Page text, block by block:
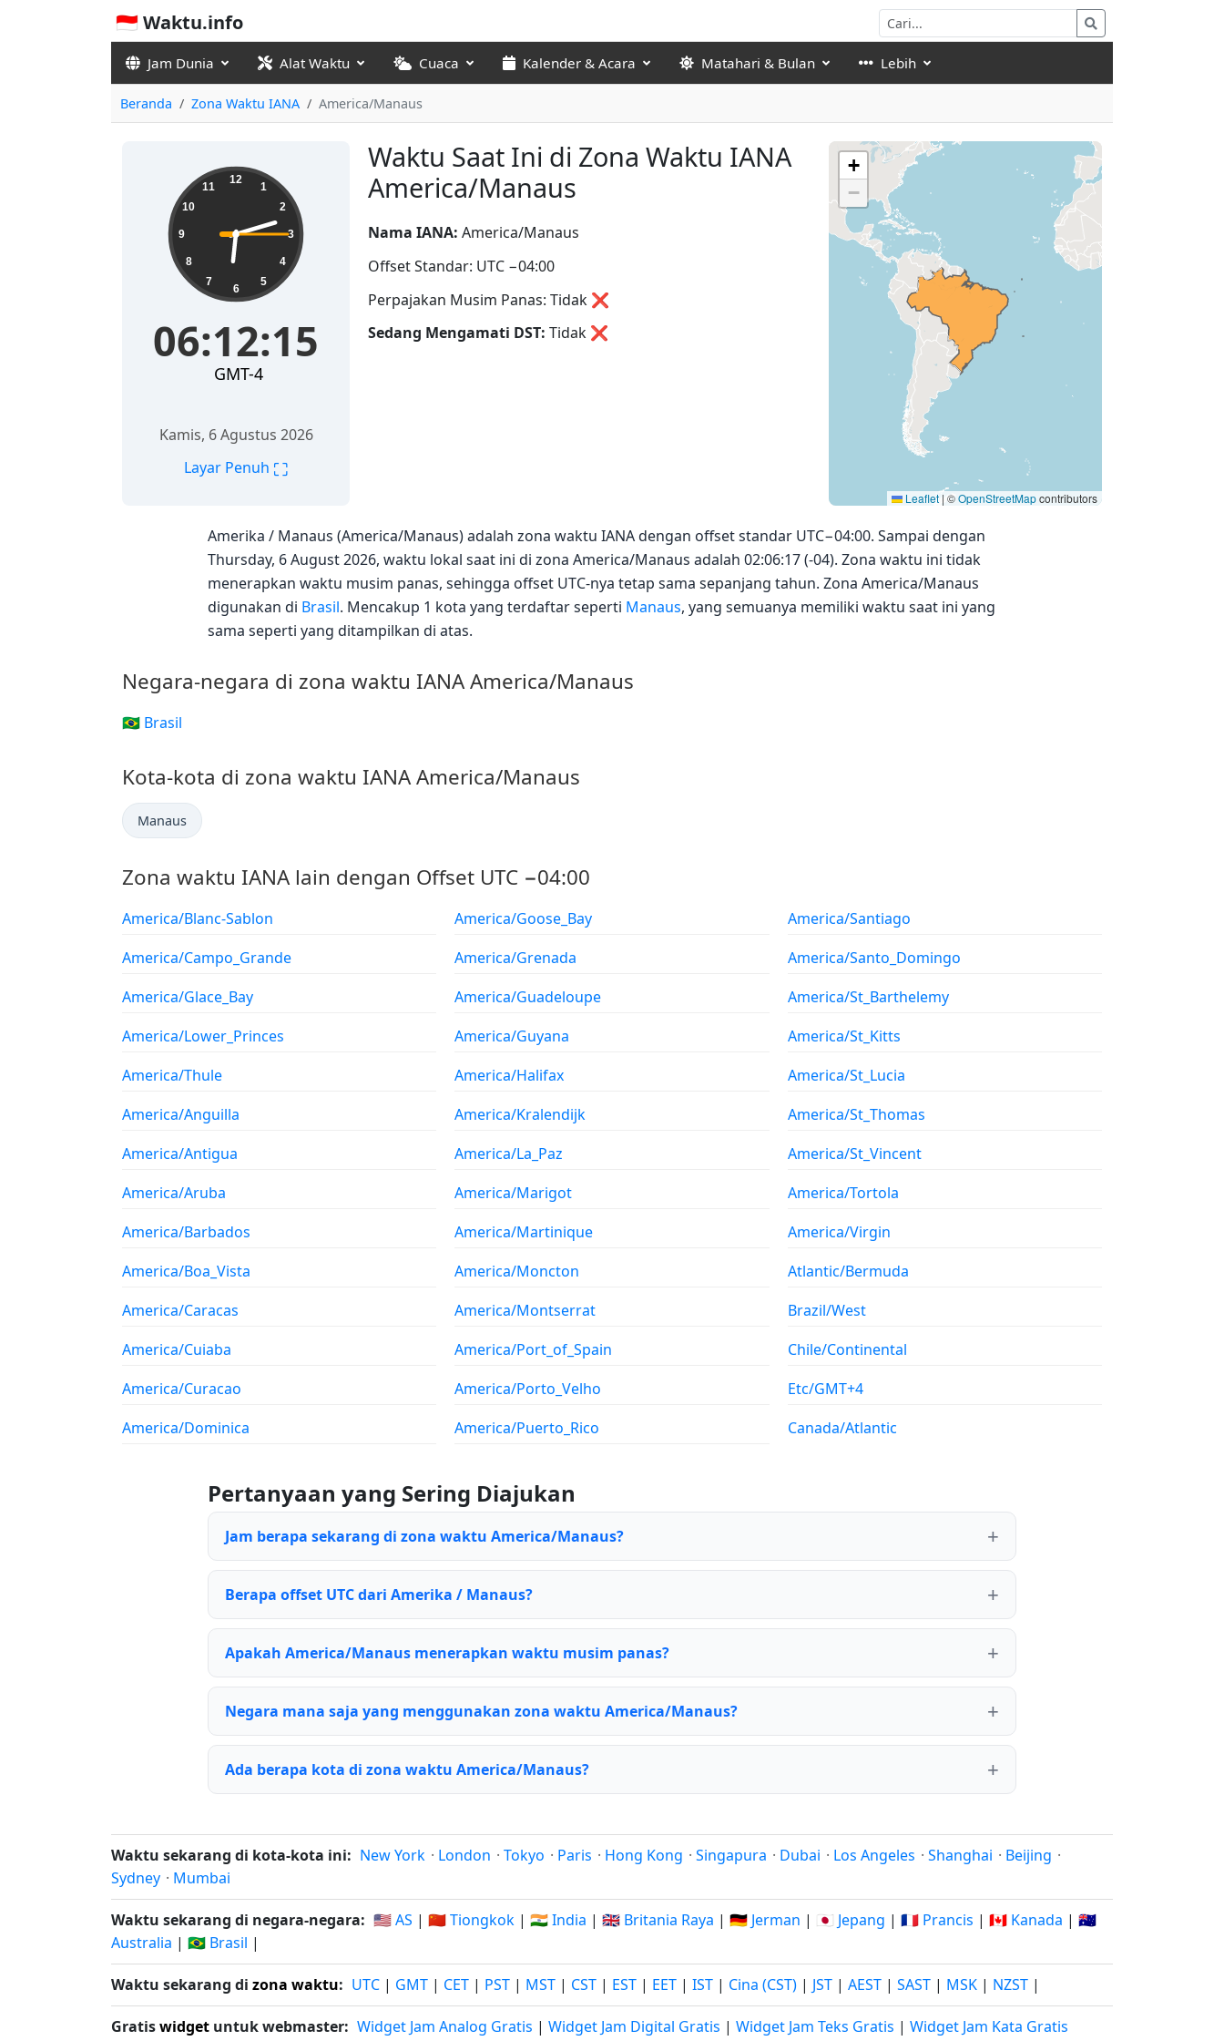
🇮🇩 Waktu.info
Jam Dunia Alat Waktu Cuaca Kalender & Acara Matahari & Bulan Lebih
Beranda Zona Waktu IANA America/Manaus
Waktu Saat Ini di Zona Waktu IANA
America/Manaus
06:12:15 12
1
2
3
4
5
6
7
8
9
10
11
06:12:15
GMT-4
Kamis, 6 Agustus 2026
Layar Penuh ⛶
Nama IANA: America/Manaus
Offset Standar: UTC −04:00
Perpajakan Musim Panas: Tidak ❌
Sedang Mengamati DST: Tidak ❌
+
−
Leaflet | ©OpenStreetMapcontributors
Amerika / Manaus (America/Manaus) adalah zona waktu IANA dengan offset standar UTC−04:00. Sampai dengan
Thursday, 6 August 2026, waktu lokal saat ini di zona America/Manaus adalah 02:06:17 (-04). Zona waktu ini tidak
menerapkan waktu musim panas, sehingga offset UTC-nya tetap sama sepanjang tahun. Zona America/Manaus
digunakan di Brasil. Mencakup 1 kota yang terdaftar seperti Manaus, yang semuanya memiliki waktu saat ini yang
sama seperti yang ditampilkan di atas.
Negara-negara di zona waktu IANA America/Manaus
🇧🇷 Brasil
Kota-kota di zona waktu IANA America/Manaus
Manaus
Zona waktu IANA lain dengan Offset UTC −04:00
America/Blanc-Sablon
America/Campo_Grande
America/Glace_Bay
America/Lower_Princes
America/Thule
America/Anguilla
America/Antigua
America/Aruba
America/Barbados
America/Boa_Vista
America/Caracas
America/Cuiaba
America/Curacao
America/Dominica
America/Goose_Bay
America/Grenada
America/Guadeloupe
America/Guyana
America/Halifax
America/Kralendijk
America/La_Paz
America/Marigot
America/Martinique
America/Moncton
America/Montserrat
America/Port_of_Spain
America/Porto_Velho
America/Puerto_Rico
America/Santiago
America/Santo_Domingo
America/St_Barthelemy
America/St_Kitts
America/St_Lucia
America/St_Thomas
America/St_Vincent
America/Tortola
America/Virgin
Atlantic/Bermuda
Brazil/West
Chile/Continental
Etc/GMT+4
Canada/Atlantic
Pertanyaan yang Sering Diajukan
Jam berapa sekarang di zona waktu America/Manaus?
Berapa offset UTC dari Amerika / Manaus?
Apakah America/Manaus menerapkan waktu musim panas?
Negara mana saja yang menggunakan zona waktu America/Manaus?
Ada berapa kota di zona waktu America/Manaus?
Waktu sekarang di kota-kota ini: New York · London · Tokyo · Paris · Hong Kong · Singapura · Dubai · Los Angeles · Shanghai · Beijing ·
Sydney · Mumbai
Waktu sekarang di negara-negara: 🇺🇸 AS | 🇨🇳 Tiongkok | 🇮🇳 India | 🇬🇧 Britania Raya | 🇩🇪 Jerman | 🇯🇵 Jepang | 🇫🇷 Prancis | 🇨🇦 Kanada | 🇦🇺
Australia | 🇧🇷 Brasil |
Waktu sekarang di zona waktu: UTC | GMT | CET | PST | MST | CST | EST | EET | IST | Cina (CST) | JST | AEST | SAST | MSK | NZST |
Gratiswidget untuk webmaster: Widget Jam Analog Gratis | Widget Jam Digital Gratis | Widget Jam Teks Gratis | Widget Jam Kata Gratis